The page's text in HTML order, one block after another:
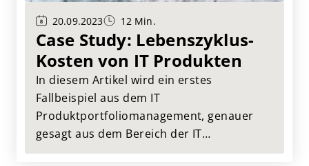
20.09.2023 12 Min.
Case Study: Lebenszyklus-
Kosten von IT Produkten
In diesem Artikel wird ein erstes
Fallbeispiel aus dem IT
Produktportfoliomanagement, genauer
gesagt aus dem Bereich der IT
Produktkostenentwicklung vorgestellt. Die